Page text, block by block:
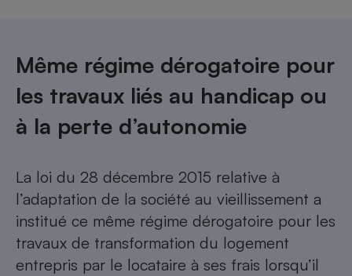
Même régime dérogatoire pour
les travaux liés au handicap ou
à la perte d’autonomie
La loi du 28 décembre 2015 relative à
l’adaptation de la société au vieillissement a
institué ce même régime dérogatoire pour les
travaux de transformation du logement
entrepris par le locataire à ses frais lorsqu’il